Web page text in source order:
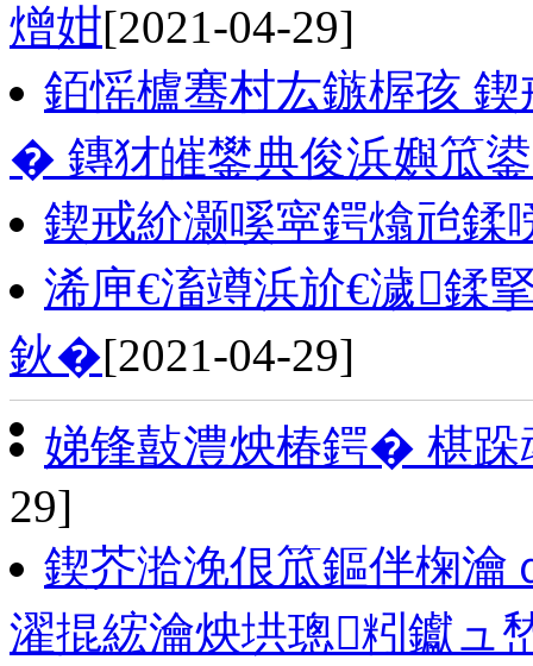
熷姏[2021-04-29]
銆愮櫨骞村厷鏃楃孩
� 鏄犲皠鐢典俊浜嬩笟
鍥戒紒灏嗘寜鍔熻兘鍒
浠庘€滀竴浜斺€濊鍒
鈥�[2021-04-29]
娣锋敼澧炴椿鍔� 椹
29]
鍥芥湁浼佷笟鏂伴椈瀹
濯掍綋瀹炴垬璁粌钀ュ